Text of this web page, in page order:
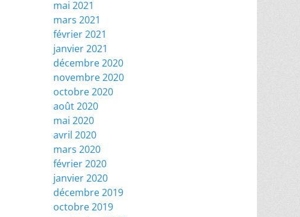
mai 2021
mars 2021
février 2021
janvier 2021
décembre 2020
novembre 2020
octobre 2020
août 2020
mai 2020
avril 2020
mars 2020
février 2020
janvier 2020
décembre 2019
octobre 2019